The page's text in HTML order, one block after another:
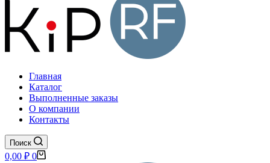
Главная
Каталог
Выполненные заказы
О компании
Контакты
Поиск
Корзина
0,00 ₽ 0